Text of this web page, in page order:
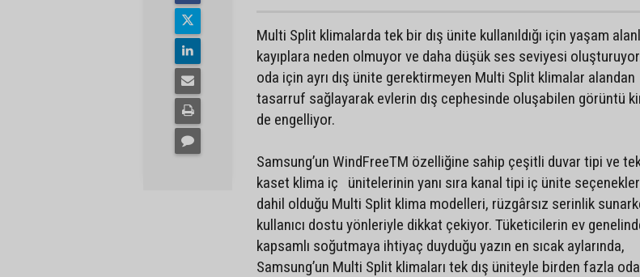
Multi Split klimalarda tek bir dış ünite kullanıldığı için yaşam
kayıplara neden olmuyor ve daha düşük ses seviyesi
oda için ayrı dış ünite gerektirmeyen Multi Split klimalar alandan
tasarruf sağlayarak evlerin dış cephesinde oluşabilen görüntü
de engelliyor.
Samsung’un WindFreeTM özelliğine sahip çeşitli duvar tipi ve
kaset klima iç ünitelerinin yanı sıra kanal tipi iç ünite
dahil olduğu Multi Split klima modelleri, rüzgârsız serinlik
kullanıcı dostu yönleriyle dikkat çekiyor. Tüketicilerin ev
kapsamlı soğutmaya ihtiyaç duyduğu yazın en sıcak aylarında,
Samsung’un Multi Split klimaları tek dış üniteyle birden fazla